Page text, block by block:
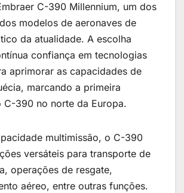
C-390 Millennium, um dos
modelos de aeronaves de
da atualidade. A escolha
confiança em tecnologias
aprimorar as capacidades de
marcando a primeira
C-390 no norte da Europa.
multimissão, o C-390
versáteis para transporte de
operações de resgate,
aéreo, entre outras funções.